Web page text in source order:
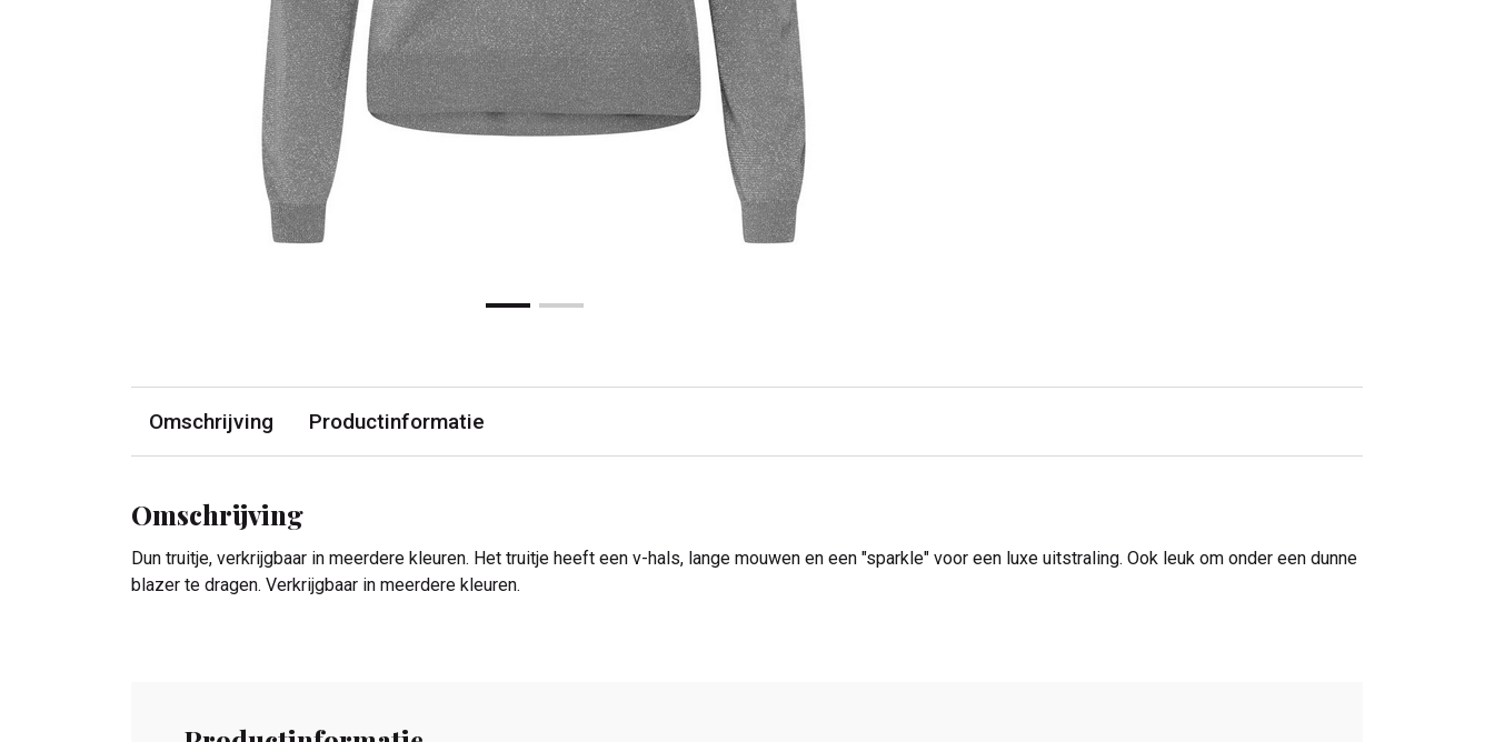
Omschrijving Productinformatie
Omschrijving
Dun truitje, verkrijgbaar in meerdere kleuren. Het truitje heeft een v-hals, lange mouwen en een "sparkle" voor een luxe uitstraling. Ook leuk om onder een dunne
blazer te dragen. Verkrijgbaar in meerdere kleuren.